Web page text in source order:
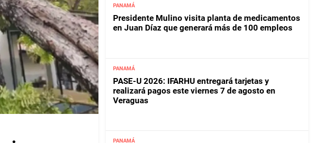
PANAMÁ
Presidente Mulino visita planta de medicamentos
en Juan Díaz que generará más de 100 empleos
PANAMÁ
PASE-U 2026: IFARHU entregará tarjetas y
realizará pagos este viernes 7 de agosto en
Veraguas
PANAMÁ